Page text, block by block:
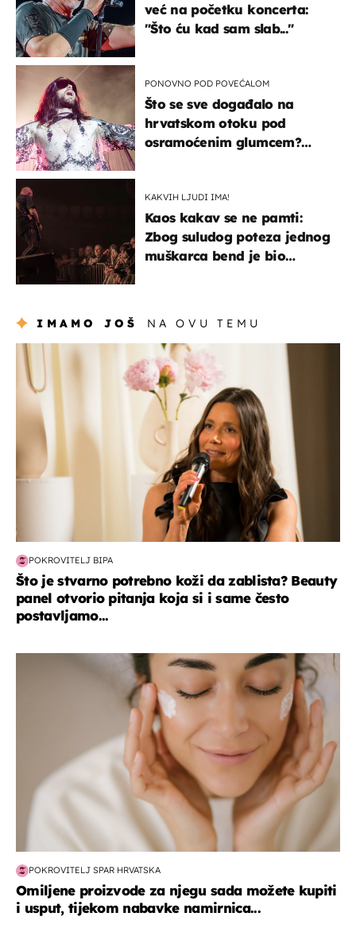
već na početku koncerta:
"Što ću kad sam slab..."
PONOVNO POD POVEĆALOM
Što se sve događalo na
hrvatskom otoku pod
osramoćenim glumcem?
KAKVIH LJUDI IMA!
Kaos kakav se ne pamti:
Zbog suludog poteza jednog
muškarca bend je bio
IMAMO JOŠ NA OVU TEMU
moda & ljepota
POKROVITELJ BIPA
Što je stvarno potrebno koži da zablista? Beauty
panel otvorio pitanja koja si i same često
postavljamo...
moda & ljepota
POKROVITELJ SPAR HRVATSKA
Omiljene proizvode za njegu sada možete kupiti
i usput, tijekom nabavke namirnica...